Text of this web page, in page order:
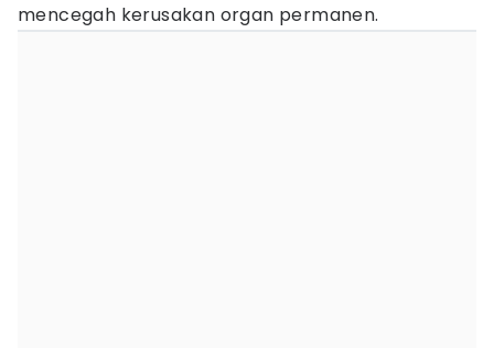
mencegah kerusakan organ permanen.